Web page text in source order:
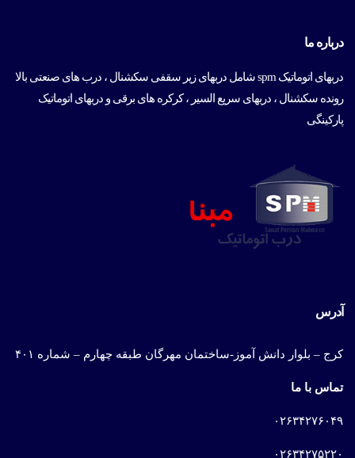
درباره ما
دربهای اتوماتیک spm شامل دربهای زیر سقفی سکشنال ، درب های صنعتی بالا
رونده سکشنال ، دربهای سریع السیر ، کرکره های برقی و دربهای اتوماتیک
پارکینگی
آدرس
کرج – بلوار دانش آموز-ساختمان مهرگان طبقه چهارم – شماره ۴۰۱
تماس با ما
۰۲۶۳۴۲۷۶۰۴۹
۰۲۶۳۴۲۷۵۲۲۰